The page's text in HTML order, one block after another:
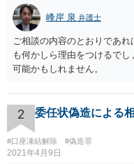
峰岸 泉 弁護士
ご相談の内容のとおりであ
も何かしら理由をつけるで
可能かもしれません。
2 委任状偽造による
#口座凍結解除 #偽造罪
2021年4月9日